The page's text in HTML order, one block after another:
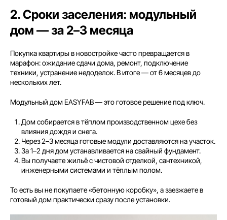
2. Сроки заселения: модульный
дом — за 2–3 месяца
Покупка квартиры в новостройке часто превращается в
марафон: ожидание сдачи дома, ремонт, подключение
техники, устранение недоделок. В итоге — от 6 месяцев до
нескольких лет.
Модульный дом EASYFAB — это готовое решение под ключ.
Дом собирается в тёплом производственном цехе без
влияния дождя и снега.
Через 2–3 месяца готовые модули доставляются на участок.
За 1–2 дня дом устанавливается на свайный фундамент.
Вы получаете жильё с чистовой отделкой, сантехникой,
инженерными системами и тёплым полом.
То есть вы не покупаете «бетонную коробку», а заезжаете в
готовый дом практически сразу после установки.